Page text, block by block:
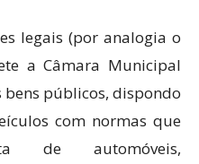
legais (por analogia o
a Câmara Municipal
bens públicos, dispondo
com normas que
de automóveis,